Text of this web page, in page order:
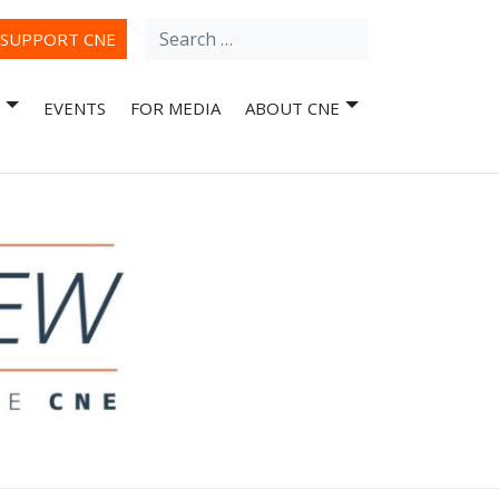
SUPPORT CNE
Search
EVENTS FOR MEDIA ABOUT CNE